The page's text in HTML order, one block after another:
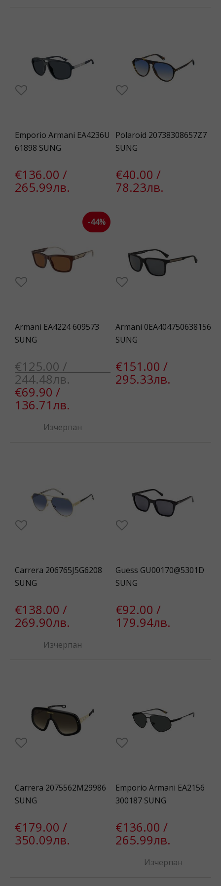
Emporio Armani EA4236U
61898 SUNG
€136.00 /
265.99лв.
Polaroid 20738308657Z7
SUNG
€40.00 /
78.23лв.
Armani EA4224 609573
SUNG
€125.00 /
244.48лв.
€69.90 /
136.71лв.
Изчерпан
-44%
Armani 0EA404750638156
SUNG
€151.00 /
295.33лв.
Carrera 206765J5G6208
SUNG
€138.00 /
269.90лв.
Изчерпан
Guess GU00170@5301D
SUNG
€92.00 /
179.94лв.
Carrera 2075562M29986
SUNG
€179.00 /
350.09лв.
Emporio Armani EA2156
300187 SUNG
€136.00 /
265.99лв.
Изчерпан